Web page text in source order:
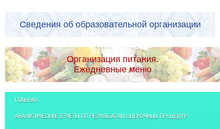
Сведения об образовательной организации
Организация питания.
Ежедневные меню
ГЛАВНАЯ
АНАЛИТИЧЕСКИЕ ОТЧЕТЫ ПО РЕЗУЛЬТАТАМ ОЦЕНОЧНЫХ ПРОЦЕДУР